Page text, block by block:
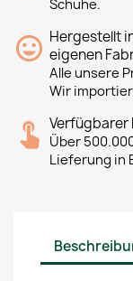
Schuhe.
Hergestellt
eigenen
Alle unsere
Wir
Verfügbarer
Über
Lieferung in